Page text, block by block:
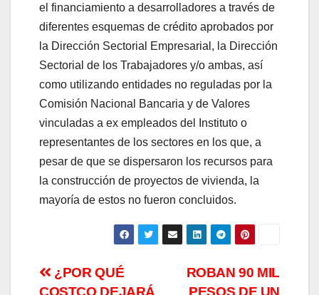
el financiamiento a desarrolladores a través de
diferentes esquemas de crédito aprobados por
la Dirección Sectorial Empresarial, la Dirección
Sectorial de los Trabajadores y/o ambas, así
como utilizando entidades no reguladas por la
Comisión Nacional Bancaria y de Valores
vinculadas a ex empleados del Instituto o
representantes de los sectores en los que, a
pesar de que se dispersaron los recursos para
la construcción de proyectos de vivienda, la
mayoría de estos no fueron concluidos.
Navegación
ROBAN 90 MIL
PESOS DE UN
¿POR QUÉ
COSTCO DEJARÁ